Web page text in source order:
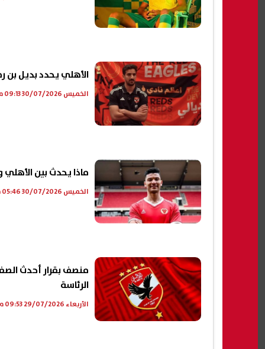
الأهلي يحدد بديل
الخميس 30/07/2026 09:13 م
ماذا يحدث بين
الخميس 30/07/2026 05:46 م
منصف بقرار أحدث
الرئاسة
الأربعاء 29/07/2026 09:53 م